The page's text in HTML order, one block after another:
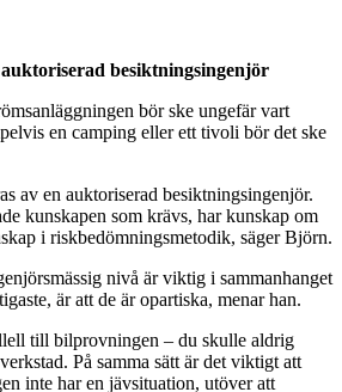
besiktningsingenjör
bör ske ungefär vart
en camping eller ett tivoli bör det ske
av en auktoriserad besiktningsingenjör.
kunskapen som krävs, har kunskap om
i riskbedömningsmetodik, säger Björn.
nivå är viktig i sammanhanget
är att de är opartiska, menar han.
till bilprovningen – du skulle aldrig
På samma sätt är det viktigt att
inte har en jävsituation, utöver att